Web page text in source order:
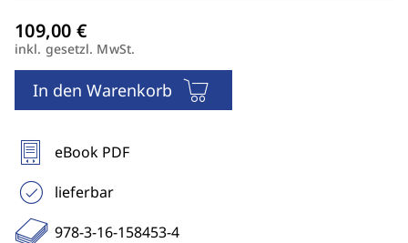
inkl. gesetzl. MwSt.
In den Warenkorb
eBook PDF
lieferbar
978-3-16-158453-4